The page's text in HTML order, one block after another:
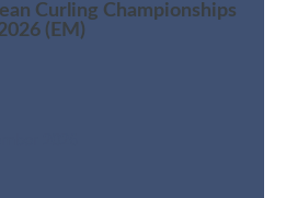
Curling Championships
(EM)